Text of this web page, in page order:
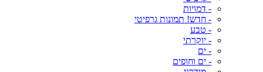
- דמויות
- חדש! תמונות גרפיטי
- טבע
- יוקרתי
- ים
- ים וחופים